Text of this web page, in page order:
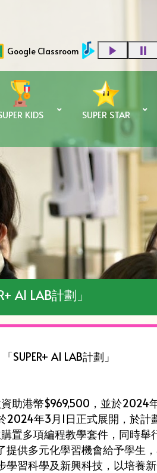
Google Classroom
KIDS SUPER STAR
AI LAB計劃」
AI LAB計劃」
資助港幣$969,500，並於2024
年3月1日正式展開，於計
購置多項編程教學套件，同時
供多元化學習機會給予學生
習科學及新興科技，以培養新